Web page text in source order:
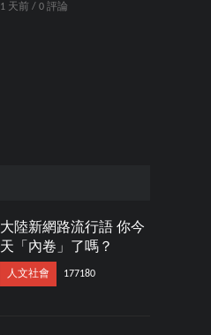
1 天前 / 0 評論
大陸新網路流行語 你今
天「內卷」了嗎？
人文社會 177180